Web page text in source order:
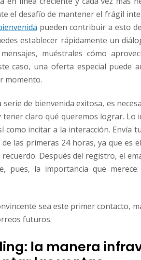
el desafío de mantener el frágil
pueden contribuir a esto
establecer rápidamente un
muéstrales cómo
caso, una oferta especial puede
momento.
serie de bienvenida exitosa, es
tener claro qué queremos lograr.
como incitar a la interacción. Envía
las primeras 24 horas, ya que es
Después del registro, el
pues, la importancia que
sea este primer contacto,
futuros.
la manera